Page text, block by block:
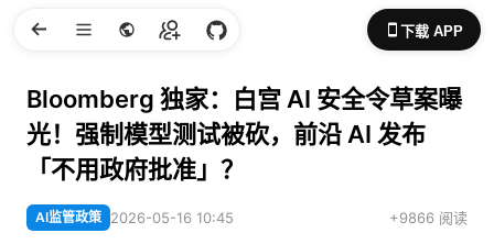
下载 APP
Bloomberg 独家：白宫 AI 安全令草案曝
光！强制模型测试被砍，前沿 AI 发布
「不用政府批准」？
AI监管政策 2026-05-16 10:45 +9866 阅读